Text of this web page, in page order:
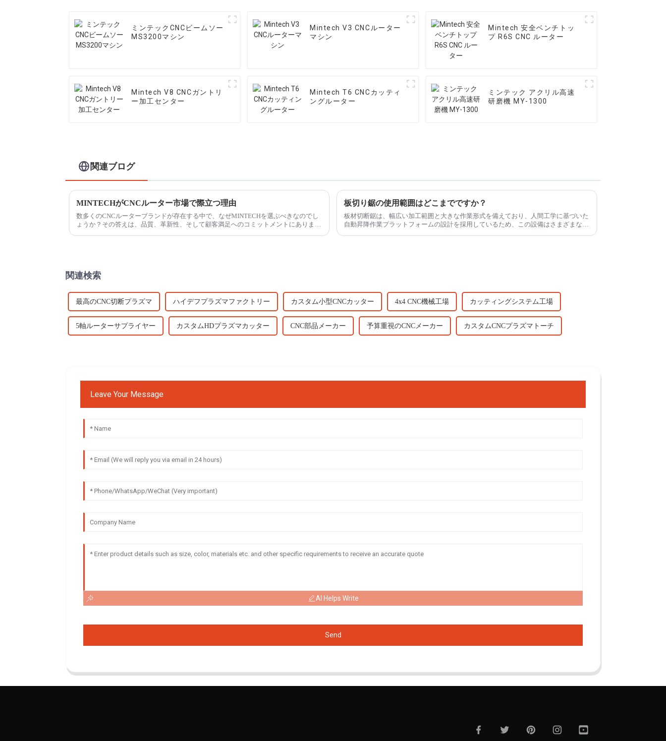
ミンテックCNCビームソー
MS3200マシン
Mintech V3 CNCルーター
マシン
Mintech 安全ベンチトッ
プ R6S CNC ルーター
Mintech V8 CNCガントリ
ー加工センター
Mintech T6 CNCカッティ
ングルーター
ミンテック アクリル高速
研磨機 MY-1300
関連ブログ
MINTECHがCNCルーター市場で際立つ理由
数多くのCNCルーターブランドが存在する中で、なぜMINTECHを選ぶべきなのでし
ょうか？その答えは、品質、革新性、そして顧客満足へのコミットメントにありま
板切り鋸の使用範囲はどこまでですか？
板材切断鋸は、幅広い加工範囲と大きな作業形式を備えており、人間工学に基づいた
自動昇降作業プラットフォームの設計を採用しているため、この設備はさまざまな加
関連検索
最高のCNC切断プラズマ ハイデフプラズマファクトリー カスタム小型CNCカッター 4x4 CNC機械工場 カッティングシステム工場
5軸ルーターサプライヤー カスタムHDプラズマカッター CNC部品メーカー 予算重視のCNCメーカー カスタムCNCプラズマトーチ
Leave Your Message
AI Helps Write
Send